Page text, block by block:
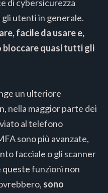
di cybersicurezza
utenti in generale.
facile da usare e,
bloccare quasi tutti gli
un ulteriore
nella maggior parte dei
al telefono
sono più avanzate,
facciale o gli scanner
queste funzioni non
sono